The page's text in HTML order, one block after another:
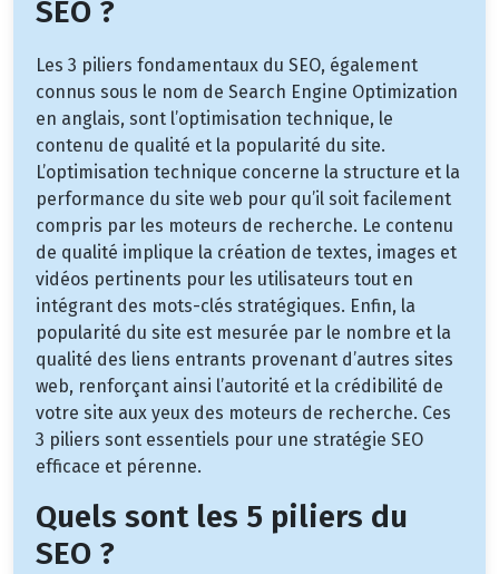
SEO ?
Les 3 piliers fondamentaux du SEO, également
connus sous le nom de Search Engine Optimization
en anglais, sont l’optimisation technique, le
contenu de qualité et la popularité du site.
L’optimisation technique concerne la structure et la
performance du site web pour qu’il soit facilement
compris par les moteurs de recherche. Le contenu
de qualité implique la création de textes, images et
vidéos pertinents pour les utilisateurs tout en
intégrant des mots-clés stratégiques. Enfin, la
popularité du site est mesurée par le nombre et la
qualité des liens entrants provenant d’autres sites
web, renforçant ainsi l’autorité et la crédibilité de
votre site aux yeux des moteurs de recherche. Ces
3 piliers sont essentiels pour une stratégie SEO
efficace et pérenne.
Quels sont les 5 piliers du
SEO ?